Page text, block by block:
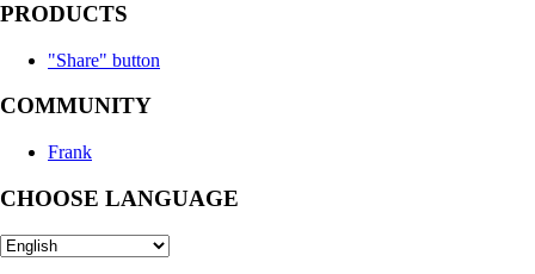
PRODUCTS
"Share" button
COMMUNITY
Frank
CHOOSE LANGUAGE